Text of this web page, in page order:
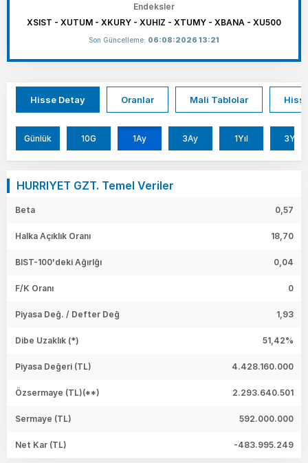
Endeksler
XSIST - XUTUM - XKURY - XUHIZ - XTUMY - XBANA - XU500
Son Güncelleme: 06:08:2026 13:21
Hisse Detay Oranlar Mali Tablolar
Günlük 10G 1Ay 3Ay 1Yıl 3Yıl
HURRIYET GZT. Temel Veriler
Beta 0,57
Halka Açıklık Oranı 18,70
BIST-100'deki Ağırlğı 0,04
F/K Oranı 0
Piyasa Değ. / Defter Değ 1,93
Dibe Uzaklık (*) 51,42%
Piyasa Değeri (TL) 4.428.160.000
Özsermaye (TL)(**) 2.293.640.501
Sermaye (TL) 592.000.000
Net Kar (TL) -483.995.249